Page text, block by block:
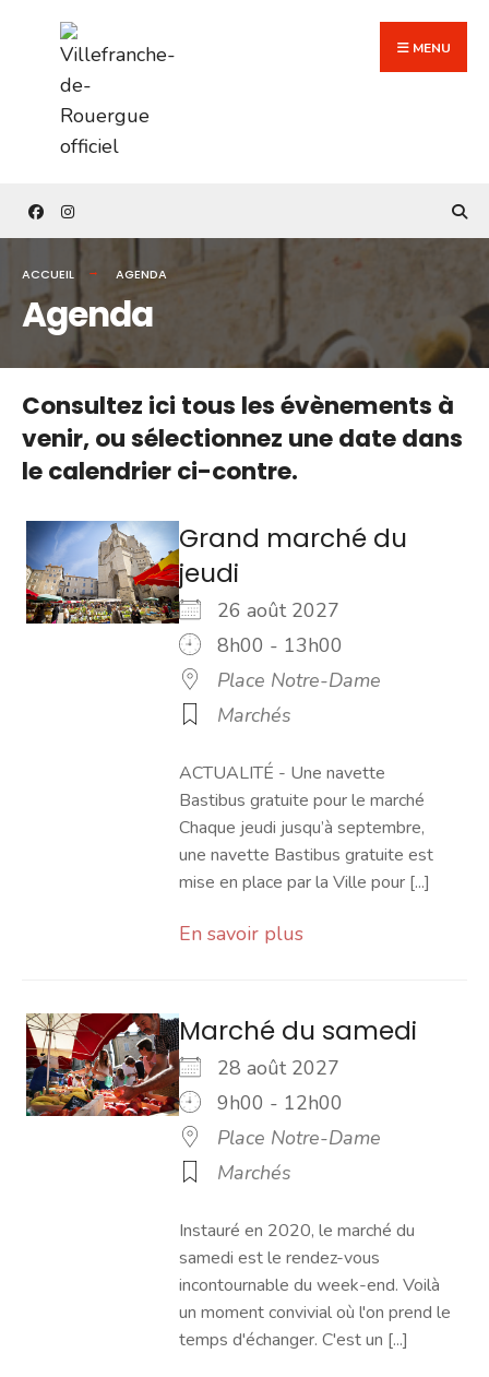
content
MENU
ACCUEIL AGENDA
Agenda
Consultez ici tous les évènements à
venir,ou sélectionnez une date dans
le calendrier ci-contre.
Grand marché du
jeudi
26 août 2027
8h00 - 13h00
Place Notre-Dame
Marchés
ACTUALITÉ - Une navette
Bastibus gratuite pour le marché
Chaque jeudi jusqu’à septembre,
une navette Bastibus gratuite est
mise en place par la Ville pour [...]
En savoir plus
Marché du samedi
28 août 2027
9h00 - 12h00
Place Notre-Dame
Marchés
Instauré en 2020, le marché du
samedi est le rendez-vous
incontournable du week-end. Voilà
un moment convivial où l'on prend le
temps d'échanger. C'est un [...]
for: